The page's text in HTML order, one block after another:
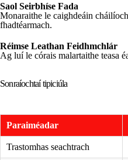
Saol Seirbhíse Fada
Monaraithe le caighdeáin
fhadtéarmach.
Réimse Leathan Feidhmchlár
Ag luí le córais malartaithe teasa
Sonraíochtaí tipiciúla
Paraiméadar
Trastomhas seachtrach